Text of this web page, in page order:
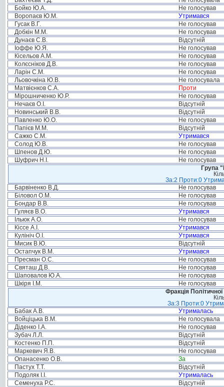
Бойко Ю.А.
Не голосував
Воропаєв Ю.М.
Утримався
Гусак В.Г.
Не голосував
Добкін М.М.
Не голосував
Дунаєв С.В.
Відсутній
Іоффе Ю.Я.
Не голосував
Кісельов А.М.
Не голосував
Колєсніков Д.В.
Не голосував
Ларін С.М.
Не голосував
Льовочкіна Ю.В.
Не голосувала
Матвієнков С.А.
Проти
Мірошниченко Ю.Р.
Не голосував
Нечаєв О.І.
Відсутній
Новинський В.В.
Відсутній
Павленко Ю.О.
Не голосував
Папієв М.М.
Відсутній
Сажко С.М.
Утримався
Солод Ю.В.
Не голосував
Шпенов Д.Ю.
Не голосував
Шуфрич Н.І.
Не голосував
Група
За:2 Проти:0
Барвіненко В.Д.
Не голосував
Біловол О.М.
Не голосував
Бондар В.В.
Не голосував
Гуляєв В.О.
Утримався
Ільюк А.О.
Не голосував
Кіссе А.І.
Утримався
Кулініч О.І.
Утримався
Мисик В.Ю.
Відсутній
Остапчук В.М.
Утримався
Пресман О.С.
Не голосував
Святаш Д.В.
Не голосував
Шаповалов Ю.А.
Не голосував
Шкіря І.М.
Не голосував
Фракція
За:3 Проти:0
Бабак А.В.
Утрималась
Войціцька В.М.
Не голосувала
Діденко І.А.
Не голосував
Зубач Л.Л.
Відсутній
Костенко П.П.
Відсутній
Маркевич Я.В.
Не голосував
Опанасенко О.В.
За
Пастух Т.Т.
Відсутній
Подоляк І.І.
Утрималась
Семенуха Р.С.
Відсутній